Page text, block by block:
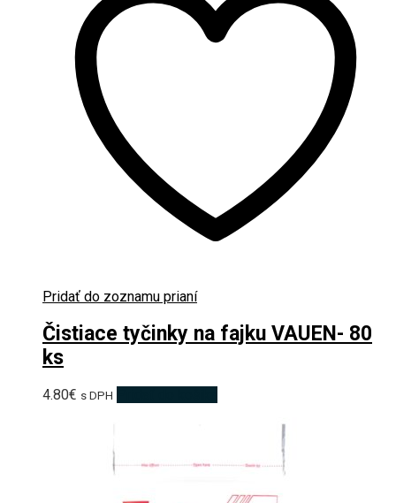
Pridať do zoznamu prianí
Čistiace tyčinky na fajku VAUEN- 80
ks
4.80€ s DPH